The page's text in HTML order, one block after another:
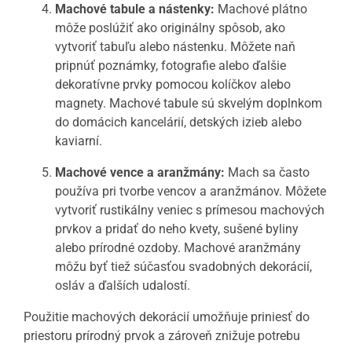
Machové tabule a nástenky: Machové plátno
môže poslúžiť ako originálny spôsob, ako
vytvoriť tabuľu alebo nástenku. Môžete naň
pripnúť poznámky, fotografie alebo ďalšie
dekoratívne prvky pomocou kolíčkov alebo
magnety. Machové tabule sú skvelým doplnkom
do domácich kancelárií, detských izieb alebo
kaviarní.
Machové vence a aranžmány: Mach sa často
používa pri tvorbe vencov a aranžmánov. Môžete
vytvoriť rustikálny veniec s prímesou machových
prvkov a pridať do neho kvety, sušené byliny
alebo prírodné ozdoby. Machové aranžmány
môžu byť tiež súčasťou svadobných dekorácií,
osláv a ďalších udalostí.
Použitie machových dekorácií umožňuje priniesť do
priestoru prírodný prvok a zároveň znižuje potrebu